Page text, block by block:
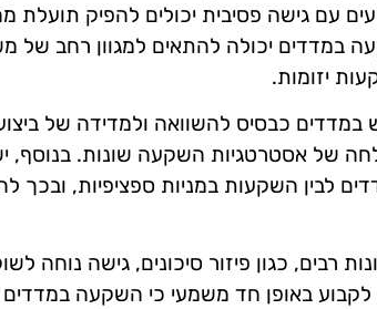
עם גישה פסיבית יכולים להפיק תועלת
במדדים יכולה להתאים למגוון רחב של
יזומות.
במדדים כבסיס להשוואה ולמדידה של
של אסטרטגיות השקעה שונות. בנוסף,
לבין השקעות במניות ספציפיות, ובכך
רבים, כגון פיזור סיכונים, גישה נוחה
לקבוע באופן חד משמעי כי השקעה